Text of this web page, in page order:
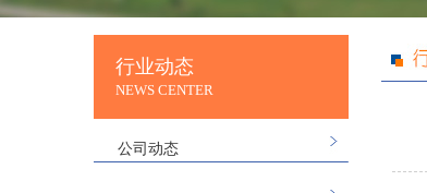
行业动态
NEWS CENTER
公司动态